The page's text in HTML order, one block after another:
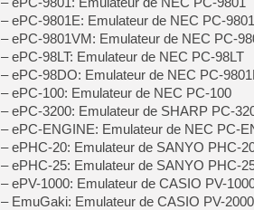
– ePC-9801E: Emulateur de NEC PC-
– ePC-9801VM: Emulateur de NEC PC-
– ePC-98LT: Emulateur de NEC PC-98LT
– ePC-98DO: Emulateur de NEC PC-
– ePC-100: Emulateur de NEC PC-100
– ePC-3200: Emulateur de SHARP PC-
– ePC-ENGINE: Emulateur de NEC PC-
– ePHC-20: Emulateur de SANYO PHC-
– ePHC-25: Emulateur de SANYO PHC-
– ePV-1000: Emulateur de CASIO PV-
– EmuGaki: Emulateur de CASIO PV-2000